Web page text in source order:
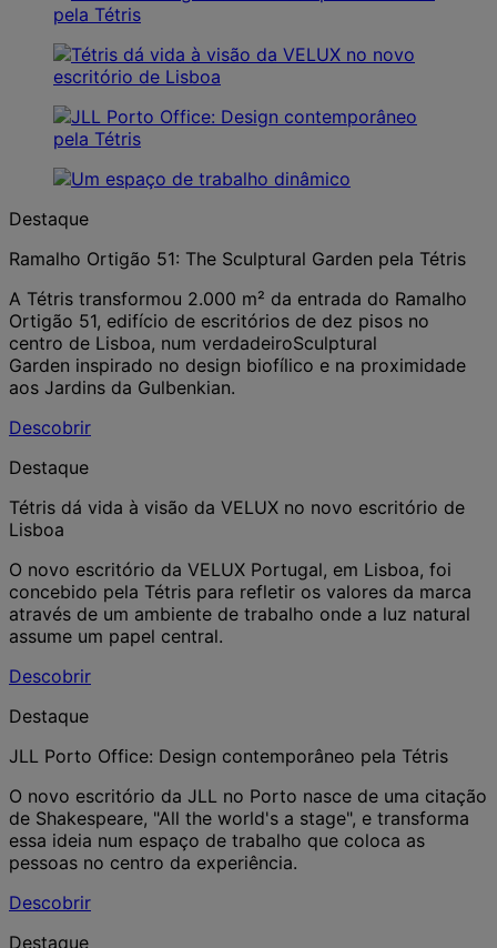
Destaque
Ramalho Ortigão 51: The Sculptural Garden pela Tétris
A Tétris transformou 2.000 m² da entrada do Ramalho
Ortigão 51, edifício de escritórios de dez pisos no
centro de Lisboa, num verdadeiroSculptural
Garden inspirado no design biofílico e na proximidade
aos Jardins da Gulbenkian.
Descobrir
Destaque
Tétris dá vida à visão da VELUX no novo escritório de
Lisboa
O novo escritório da VELUX Portugal, em Lisboa, foi
concebido pela Tétris para refletir os valores da marca
através de um ambiente de trabalho onde a luz natural
assume um papel central.
Descobrir
Destaque
JLL Porto Office: Design contemporâneo pela Tétris
O novo escritório da JLL no Porto nasce de uma citação
de Shakespeare, "All the world's a stage", e transforma
essa ideia num espaço de trabalho que coloca as
pessoas no centro da experiência.
Descobrir
Destaque